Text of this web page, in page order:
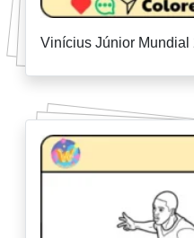
Vinícius Júnior Mundial